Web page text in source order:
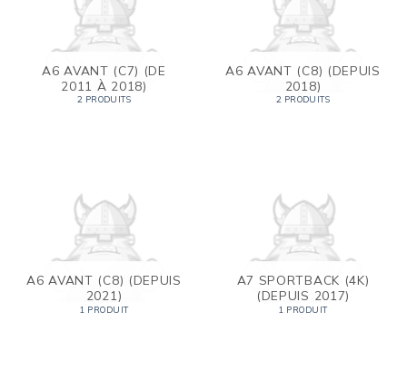
A6 AVANT (C7) (DE
2011 À 2018)
2 PRODUITS
A6 AVANT (C8) (DEPUIS
2018)
2 PRODUITS
A6 AVANT (C8) (DEPUIS
2021)
1 PRODUIT
A7 SPORTBACK (4K)
(DEPUIS 2017)
1 PRODUIT